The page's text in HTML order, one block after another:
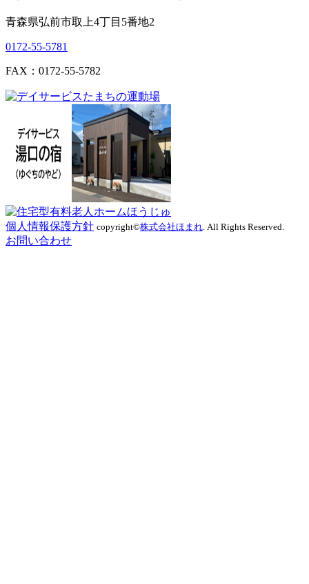
青森県弘前市取上4丁目5番地2
0172-55-5781
FAX：0172-55-5782
個人情報保護方針 copyright©株式会社ほまれ . All Rights Reserved.
お問い合わせ